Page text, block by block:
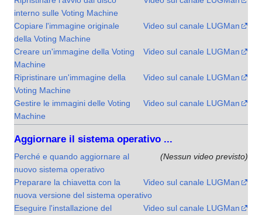
interno sulle Voting Machine
Video sul canale LUGMan
Copiare l'immagine originale
della Voting Machine
Video sul canale LUGMan
Creare un'immagine della Voting
Machine
Video sul canale LUGMan
Ripristinare un'immagine della
Voting Machine
Video sul canale LUGMan
Gestire le immagini delle Voting
Machine
Aggiornare il sistema operativo ...
(Nessun video previsto)
Perché e quando aggiornare al
nuovo sistema operativo
Video sul canale LUGMan
Preparare la chiavetta con la
nuova versione del sistema operativo
Video sul canale LUGMan
Eseguire l'installazione del